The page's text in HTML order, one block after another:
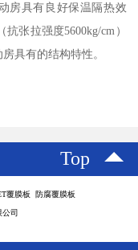
房具有良好保温隔热效
张拉强度5600kg/cm）
具有的结构特性。
Top
覆膜板 防腐覆膜板
司